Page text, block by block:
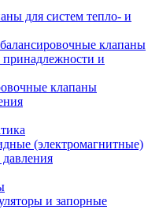
для систем тепло- и
клапаны
и
клапаны
(электромагнитные)
давления
и запорные